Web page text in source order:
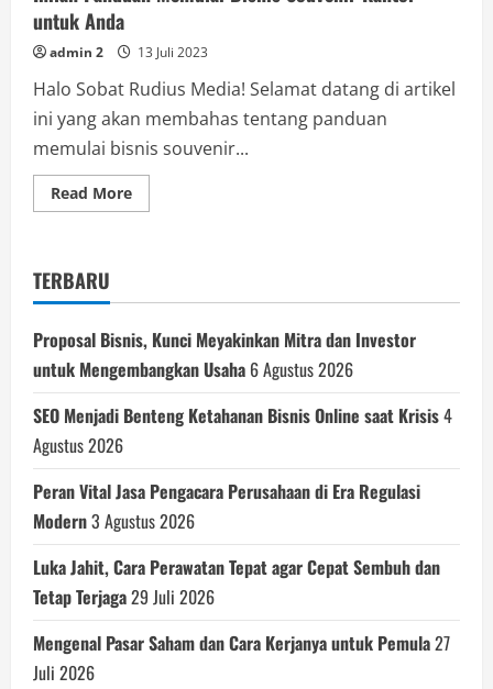
untuk Anda
admin 2 13 Juli 2023
Halo Sobat Rudius Media! Selamat datang di artikel
ini yang akan membahas tentang panduan
memulai bisnis souvenir...
Read MoreRead
more
Souvenir
untuk
Anda
TERBARU
Proposal Bisnis, Kunci Meyakinkan Mitra dan Investor
untuk Mengembangkan Usaha 6 Agustus 2026
SEO Menjadi Benteng Ketahanan Bisnis Online saat Krisis4
Agustus 2026
Peran Vital Jasa Pengacara Perusahaan di Era Regulasi
Modern3 Agustus 2026
Luka Jahit, Cara Perawatan Tepat agar Cepat Sembuh dan
Tetap Terjaga29 Juli 2026
Mengenal Pasar Saham dan Cara Kerjanya untuk Pemula27
Juli 2026